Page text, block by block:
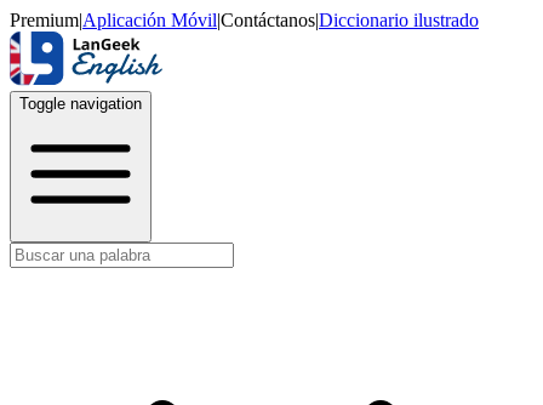
Premium|Aplicación Móvil|Contáctanos|Diccionario ilustrado
Toggle navigation